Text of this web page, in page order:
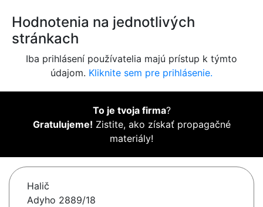
Hodnotenia na jednotlivých
stránkach
Iba prihlásení používatelia majú prístup k týmto
údajom. Kliknite sem pre prihlásenie.
To je tvoja firma?
Gratulujeme! Zistite, ako získať propagačné
materiály!
Halič
Adyho 2889/18